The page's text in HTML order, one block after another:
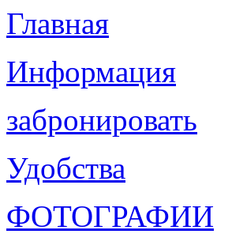
Главная
Информация
забронировать
Удобства
ФОТОГРАФИИ